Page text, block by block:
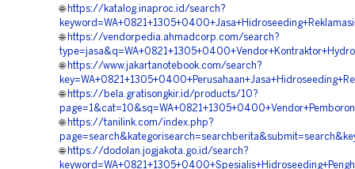
🌐 https://katalog.inaproc.id/search?
🌐 https://vendorpedia.ahmadcorp.com/search?
🌐 https://www.jakartanotebook.com/search?
🌐 https://bela.gratisongkir.id/products/10?
🌐 https://tanilink.com/index.php?
🌐 https://dodolan.jogjakota.go.id/search?